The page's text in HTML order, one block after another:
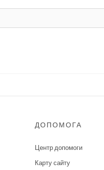
ДОПОМОГА
Центр допомоги
Карту сайту